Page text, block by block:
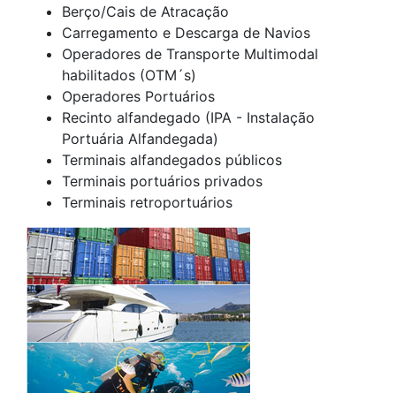
Berço/Cais de Atracação
Carregamento e Descarga de Navios
Operadores de Transporte Multimodal
habilitados (OTM´s)
Operadores Portuários
Recinto alfandegado (IPA - Instalação
Portuária Alfandegada)
Terminais alfandegados públicos
Terminais portuários privados
Terminais retroportuários